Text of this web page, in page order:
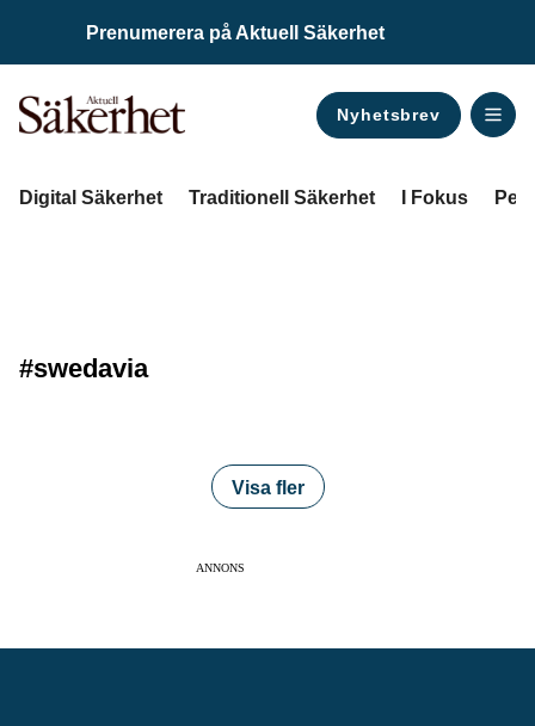
Prenumerera på Aktuell Säkerhet
Nyhetsbrev
Digital Säkerhet Traditionell Säkerhet I Fokus
#swedavia
Visa fler
ANNONS